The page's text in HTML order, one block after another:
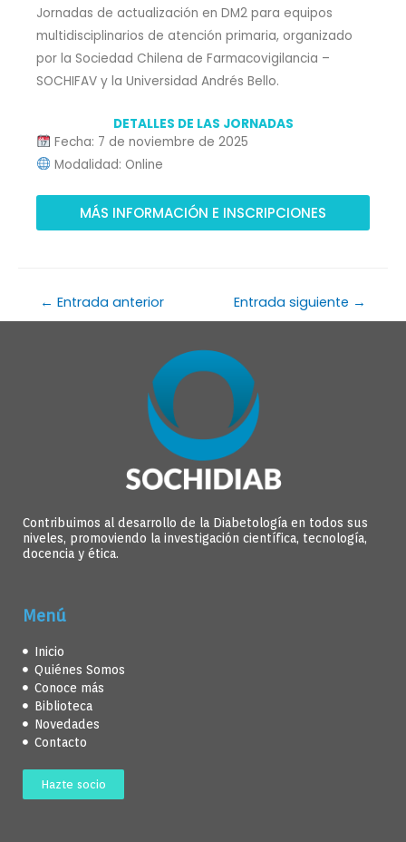
Jornadas de actualización en DM2 para equipos
multidisciplinarios de atención primaria, organizado
por la Sociedad Chilena de Farmacovigilancia –
SOCHIFAV y la Universidad Andrés Bello.
DETALLES DE LAS JORNADAS
Fecha: 7 de noviembre de 2025
Modalidad: Online
MÁS INFORMACIÓN E INSCRIPCIONES
← Entrada anterior Entrada siguiente →
Contribuimos al desarrollo de la Diabetología en todos sus
niveles, promoviendo la investigación científica, tecnología,
docencia y ética.
Menú
Inicio
Quiénes Somos
Conoce más
Biblioteca
Novedades
Contacto
Hazte socio